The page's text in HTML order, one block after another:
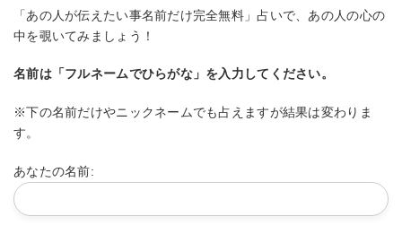
「あの人が伝えたい事名前だけ完全無料」占いで、あの人の心の
中を覗いてみましょう！
名前は「フルネームでひらがな」を入力してください。
※下の名前だけやニックネームでも占えますが結果は変わりま
す。
あなたの名前: